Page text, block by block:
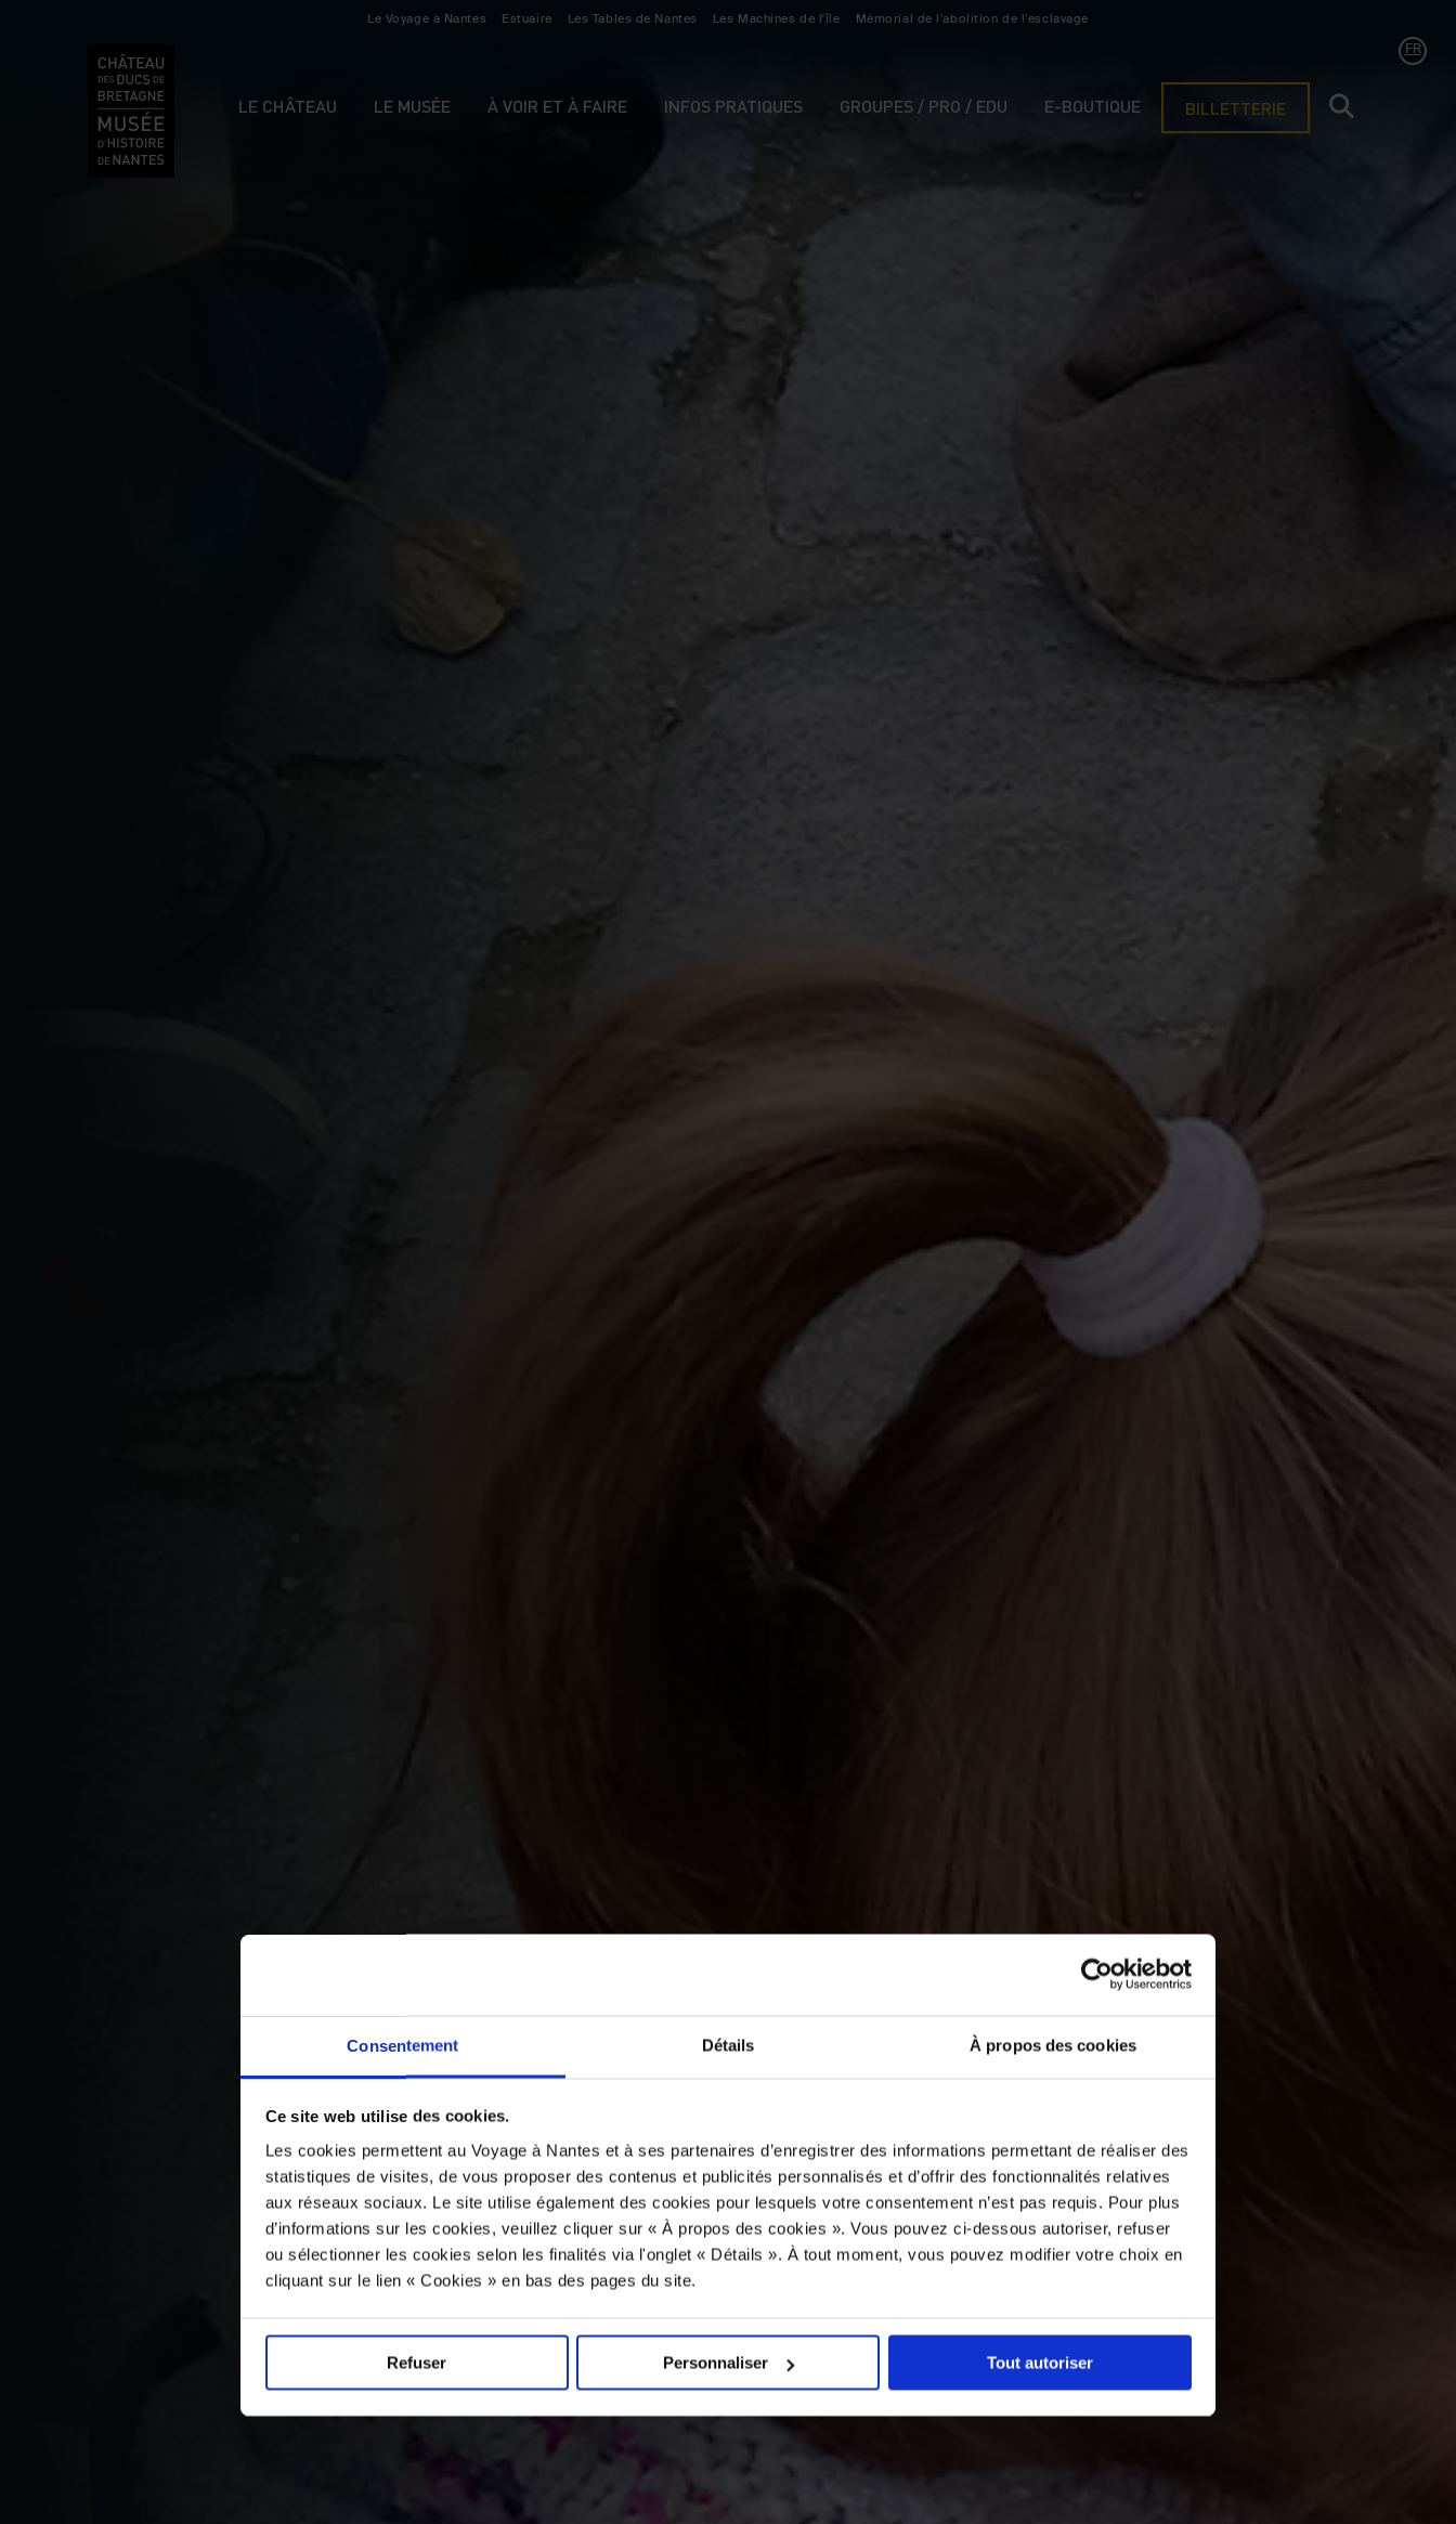
Consentement Détails À propos des cookies
Ce site web utilise des cookies.
Les cookies permettent au Voyage à Nantes et à ses partenaires d’enregistrer des informations permettant de réaliser des
statistiques de visites, de vous proposer des contenus et publicités personnalisés et d’offrir des fonctionnalités relatives
aux réseaux sociaux. Le site utilise également des cookies pour lesquels votre consentement n’est pas requis. Pour plus
d’informations sur les cookies, veuillez cliquer sur « À propos des cookies ». Vous pouvez ci-dessous autoriser, refuser
ou sélectionner les cookies selon les finalités via l'onglet « Détails ». À tout moment, vous pouvez modifier votre choix en
cliquant sur le lien « Cookies » en bas des pages du site.
Refuser Personnaliser Tout autoriser
Le Voyage à Nantes Estuaire Les Tables de Nantes Les Machines de l'île Mémorial de l’abolition de l’esclavage
LE CHÂTEAU LE MUSÉE À VOIR ET À FAIRE INFOS PRATIQUES GROUPES / PRO / EDU E-BOUTIQUE BILLETTERIE
FR